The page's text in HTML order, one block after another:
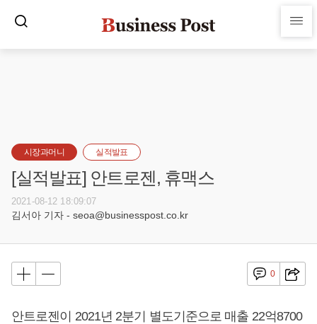
시장과머니 실적발표
[실적발표] 안트로젠, 휴맥스
2021-08-12 18:09:07
김서아 기자 - seoa@businesspost.co.kr
0
안트로젠이 2021년 2분기 별도기준으로 매출 22억8700